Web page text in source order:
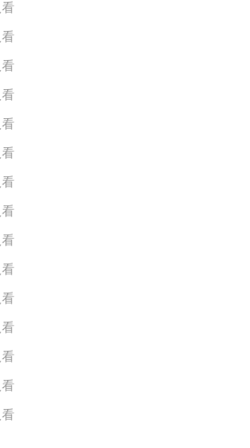
看
看
看
看
看
看
看
看
看
看
看
看
看
看
看